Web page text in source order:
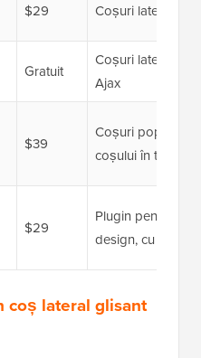
$29 Coșuri laterale
Gratuit
Coșuri laterale
Ajax
$39
Coșuri pop-up și
coșului în timp
$29
Plugin pentru
design, cu coșuri
coș lateral glisant